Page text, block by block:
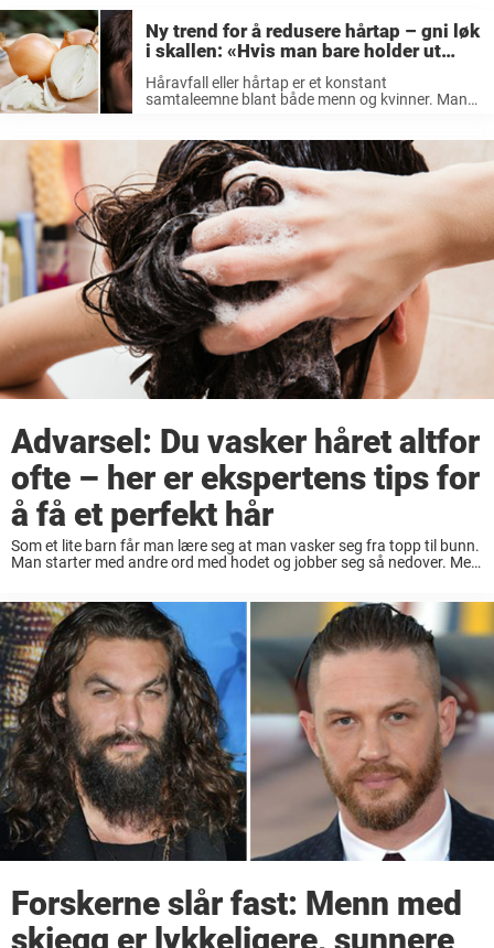
Ny trend for å redusere hårtap – gni løk
i skallen: «Hvis man bare holder ut
lukten så…»
Håravfall eller hårtap er et konstant
samtaleemne blant både menn og kvinner. Man
35-årsalderen. Å være tynnhåret ...
Advarsel: Du vasker håret altfor
ofte – her er ekspertens tips for
å få et perfekt hår
Som et lite barn får man lære seg at man vasker seg fra topp til bunn.
Man starter med andre ord med hodet og jobber seg så nedover. Men
Forskerne slår fast: Menn med
skjegg er lykkeligere, sunnere